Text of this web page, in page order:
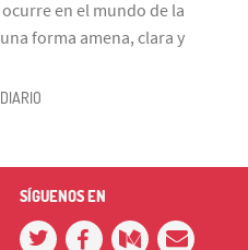
en el mundo de la
forma amena, clara y
SÍGUENOS EN